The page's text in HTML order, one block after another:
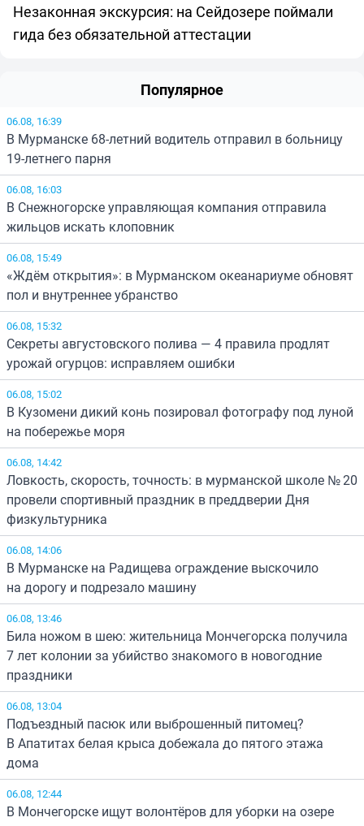
Незаконная экскурсия: на Сейдозере поймали
гида без обязательной аттестации
Популярное
06.08, 16:39
В Мурманске 68-летний водитель отправил в больницу
19-летнего парня
06.08, 16:03
В Снежногорске управляющая компания отправила
жильцов искать клоповник
06.08, 15:49
«Ждём открытия»: в Мурманском океанариуме обновят
пол и внутреннее убранство
06.08, 15:32
Секреты августовского полива — 4 правила продлят
урожай огурцов: исправляем ошибки
06.08, 15:02
В Кузомени дикий конь позировал фотографу под луной
на побережье моря
06.08, 14:42
Ловкость, скорость, точность: в мурманской школе № 20
провели спортивный праздник в преддверии Дня
физкультурника
06.08, 14:06
В Мурманске на Радищева ограждение выскочило
на дорогу и подрезало машину
06.08, 13:46
Била ножом в шею: жительница Мончегорска получила
7 лет колонии за убийство знакомого в новогодние
праздники
06.08, 13:04
Подъездный пасюк или выброшенный питомец?
В Апатитах белая крыса добежала до пятого этажа
дома
06.08, 12:44
В Мончегорске ищут волонтёров для уборки на озере